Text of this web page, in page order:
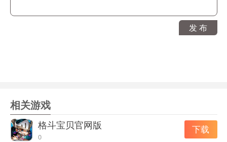
发 布
相关游戏
格斗宝贝官网版
0
下载